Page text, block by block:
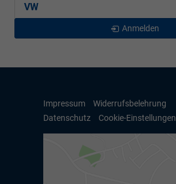
VW
Anmelden
Impressum
Widerrufsbelehrung
Datenschutz
Cookie-Einstellungen